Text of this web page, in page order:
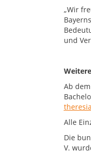
„Wir
und
Ab
Alle
Die
V.